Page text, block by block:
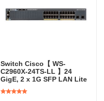
Switch Cisco【 WS-
C2960X-24TS-LL 】24
GigE, 2 x 1G SFP LAN Lite